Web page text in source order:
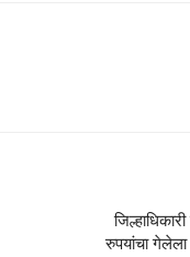
रुपयांचा गेलेला